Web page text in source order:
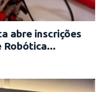
abre inscrições
Robótica...